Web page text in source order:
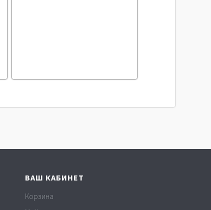
ВАШ КАБИНЕТ
Корзина